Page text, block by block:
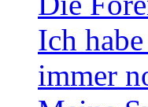
Ich
immer